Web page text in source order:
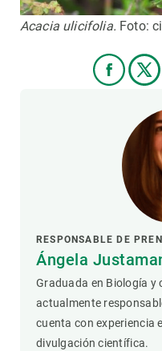
Acacia ulicifolia. Foto:
RESPONSABLE DE
Ángela
Graduada en Biología
actualmente
cuenta con experiencia
divulgación científica.